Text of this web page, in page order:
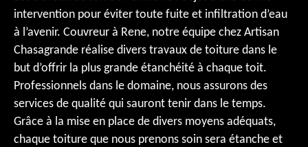
intervention pour éviter toute fuite et infiltration d’eau
à l’avenir. Couvreur à Rene, notre équipe chez Artisan
Chasagrande réalise divers travaux de toiture dans le
but d’offrir la plus grande étanchéité à chaque toit.
Professionnels dans le domaine, nous assurons des
services de qualité qui sauront tenir dans le temps.
Grâce à la mise en place de divers moyens adéquats,
chaque toiture que nous prenons soin sera étanche et